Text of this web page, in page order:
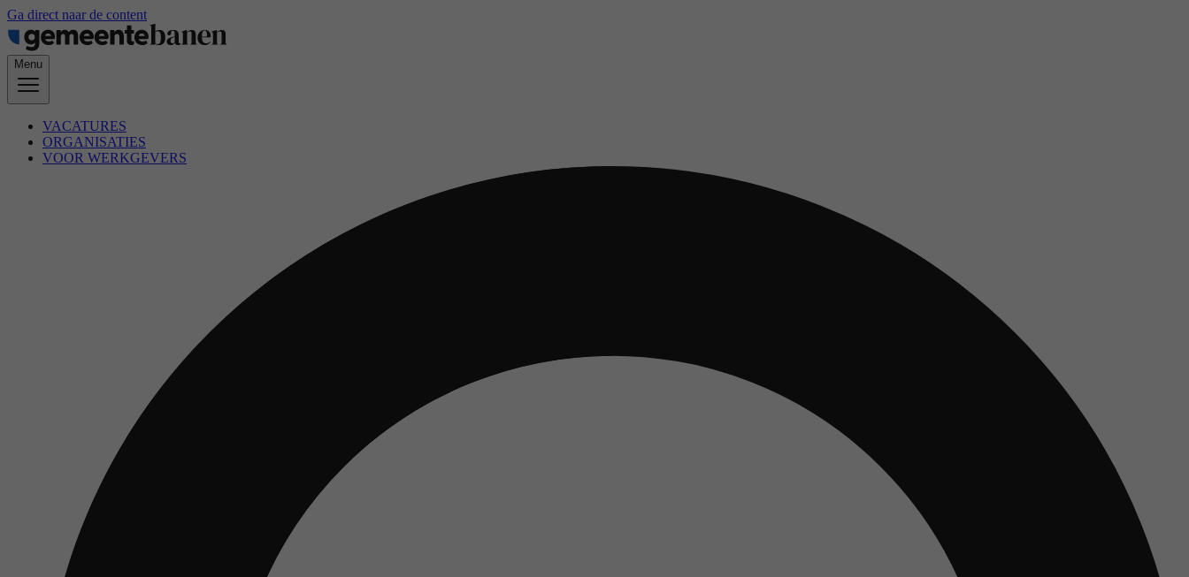
Ga direct naar de content
Menu
VACATURES
ORGANISATIES
VOOR WERKGEVERS